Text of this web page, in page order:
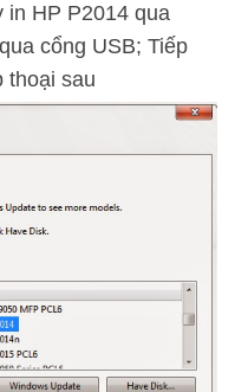
in HP P2014 qua
cổng USB; Tiếp
thoại sau